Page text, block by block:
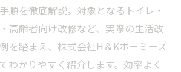
順を徹底解説。対象となるトイレ・
高齢者向け改修など、実際の生活改
を踏まえ、株式会社H＆Kホーミーズ
わかりやすく紹介します。効率よく